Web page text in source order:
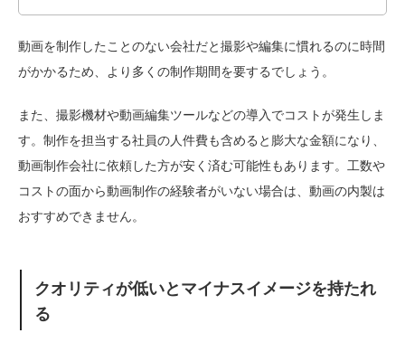
動画を制作したことのない会社だと撮影や編集に慣れるのに時間
がかかるため、より多くの制作期間を要するでしょう。
また、撮影機材や動画編集ツールなどの導入でコストが発生しま
す。制作を担当する社員の人件費も含めると膨大な金額になり、
動画制作会社に依頼した方が安く済む可能性もあります。工数や
コストの面から動画制作の経験者がいない場合は、動画の内製は
おすすめできません。
クオリティが低いとマイナスイメージを持たれ
る